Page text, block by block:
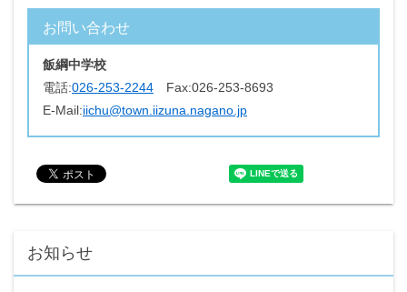
お問い合わせ
飯綱中学校
電話:026-253-2244 Fax:026-253-8693
E-Mail:iichu@town.iizuna.nagano.jp
お知らせ